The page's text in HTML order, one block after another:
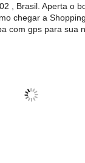
, Brasil. Aperta o
chegar a
com gps para sua